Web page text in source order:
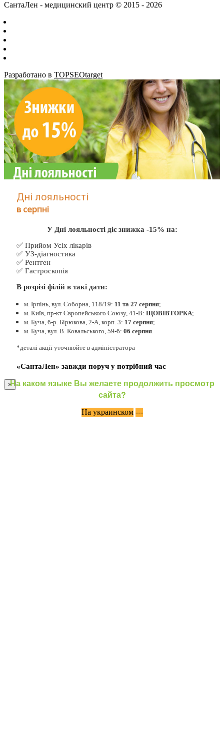
СантаЛен - медицинский центр © 2015 - 2026
Разработано в TOPSEOtarget
Дні лояльності
в серпні
У Дні лояльності діє знижка -15% на:
✅ Прийом Усіх лікарів
✅ УЗ-діагностика
✅ Рентген
✅ Гастроскопія
В розрізі філій в такі дати:
м. Ірпінь, вул. Соборна, 118/19: 11 та 27 серпня;
м. Київ, пр-кт Європейського Союзу, 41-В: ЩОВІВТОРКА;
м. Буча, б-р. Бірюкова, 2-А, корп. 3: 17 серпня;
м. Буча, вул. В. Ковальського, 59-б: 06 серпня.
*деталі акції уточнюйте в адміністратора
«СантаЛен» завжди поруч у потрібний час
×На каком языке Вы желаете продолжить просмотр
сайта?
На украинском ---